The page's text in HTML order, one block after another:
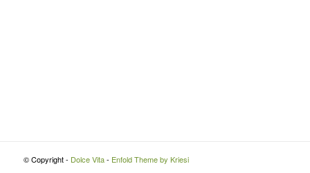
© Copyright - Dolce Vita- Enfold Theme by Kriesi